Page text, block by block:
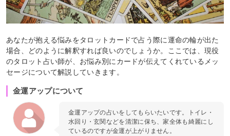
あなたが抱える悩みをタロットカードで占う際に運命の輪が出た
場合、どのように解釈すれば良いのでしょうか。ここでは、現役
のタロット占い師が、お悩み別にカードが伝えてくれているメッ
セージについて解説していきます。
金運アップについて
金運アップの占いをしてもらいたいです。トイレ・
水回り・玄関などを清潔に保ち、家全体も綺麗にし
ているのですが金運が上がりません。